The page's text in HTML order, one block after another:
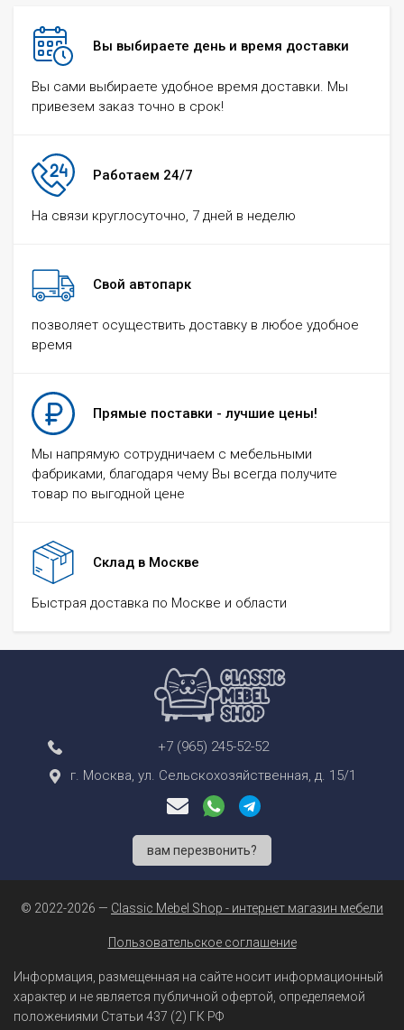
Вы выбираете день и время доставки
Вы сами выбираете удобное время доставки. Мы
привезем заказ точно в срок!
Работаем 24/7
На связи круглосуточно, 7 дней в неделю
Свой автопарк
позволяет осуществить доставку в любое удобное
время
Прямые поставки - лучшие цены!
Мы напрямую сотрудничаем с мебельными
фабриками, благодаря чему Вы всегда получите
товар по выгодной цене
Склад в Москве
Быстрая доставка по Москве и области
+7 (965) 245-52-52
г. Москва, ул. Сельскохозяйственная, д. 15/1
вам перезвонить?
© 2022-2026 — Classic Mebel Shop - интернет магазин мебели
Пользовательское соглашение
Информация, размещенная на сайте носит информационный
характер и не является публичной офертой, определяемой
положениями Статьи 437 (2) ГК РФ